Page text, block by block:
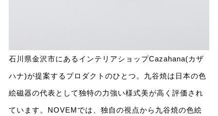
石川県金沢市にあるインテリアショップCazahana(カザ
ハナ)が提案するプロダクトのひとつ。九谷焼は日本の色
絵磁器の代表として独特の力強い様式美が高く評価され
ています。NOVEMでは、独自の視点から九谷焼の色絵